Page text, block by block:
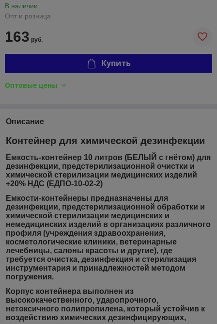
В наличии
Опт и розница
163 руб.
Купить
Оптовые цены
Описание
Контейнер для химической дезинфекции
Емкость-контейнер 10 литров (БЕЛЫЙ с гнётом) для
дезинфекции, предстерилизационной очистки и
химической стерилизации медицинских изделий
+20% НДС (ЕДПО-10-02-2)
Емкости-контейнеры предназначены для
дезинфекции, предстерилизационной обработки и
химической стерилизации медицинских и
немедицинских изделий в организациях различного
профиля (учреждения здравоохранения,
косметологические клиники, ветеринарные
лечебницы, салоны красоты и другие), где
требуется очистка, дезинфекция и стерилизация
инструментария и принадлежностей методом
погружения.
Корпус контейнера выполнен из
высококачественного, ударопрочного,
нетоксичного полипропилена, который устойчив к
воздействию химических дезинфицирующих,